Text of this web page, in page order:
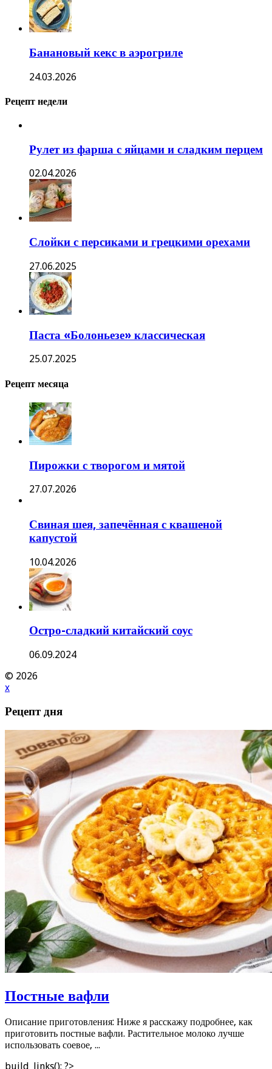
Банановый кекс в аэрогриле
24.03.2026
Рецепт недели
Рулет из фарша с яйцами и сладким перцем
02.04.2026
Слойки с персиками и грецкими орехами
27.06.2025
Паста «Болоньезе» классическая
25.07.2025
Рецепт месяца
Пирожки с творогом и мятой
27.07.2026
Свиная шея, запечённая с квашеной
капустой
10.04.2026
Остро-сладкий китайский соус
06.09.2024
© 2026
x
Рецепт дня
Постные вафли
Описание приготовления: Ниже я расскажу подробнее, как
приготовить постные вафли. Растительное молоко лучше
использовать соевое, ...
build_links(); ?>